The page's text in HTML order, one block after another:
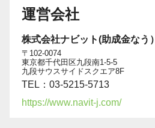
運営会社
株式会社ナビット(助成金なう）
〒102-0074
東京都千代田区九段南1-5-5
九段サウスサイドスクエア8F
TEL：03-5215-5713
https://www.navit-j.com/